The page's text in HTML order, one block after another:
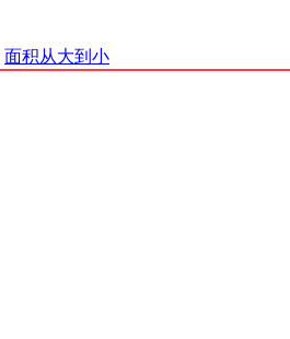
面积从大到小